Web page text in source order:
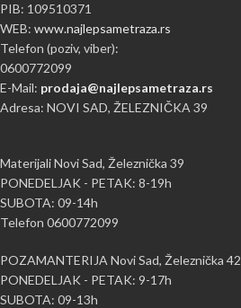
PIB: 109510371
WEB: www.najlepsametraza.rs
Telefon (poziv, viber):
0600772099
E-Mail: prodaja@najlepsametraza.rs
Adresa: NOVI SAD, ŽELEZNIČKA 39
Materijali Novi Sad, Železnička 39
PONEDELJAK - PETAK: 8-19h
SUBOTA: 09-14h
Telefon 0600772099
POZAMANTERIJA Novi Sad, Železnička 42
PONEDELJAK - PETAK: 9-17h
SUBOTA: 09-13h